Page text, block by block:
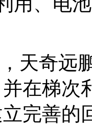
天奇远
在梯次
完善的